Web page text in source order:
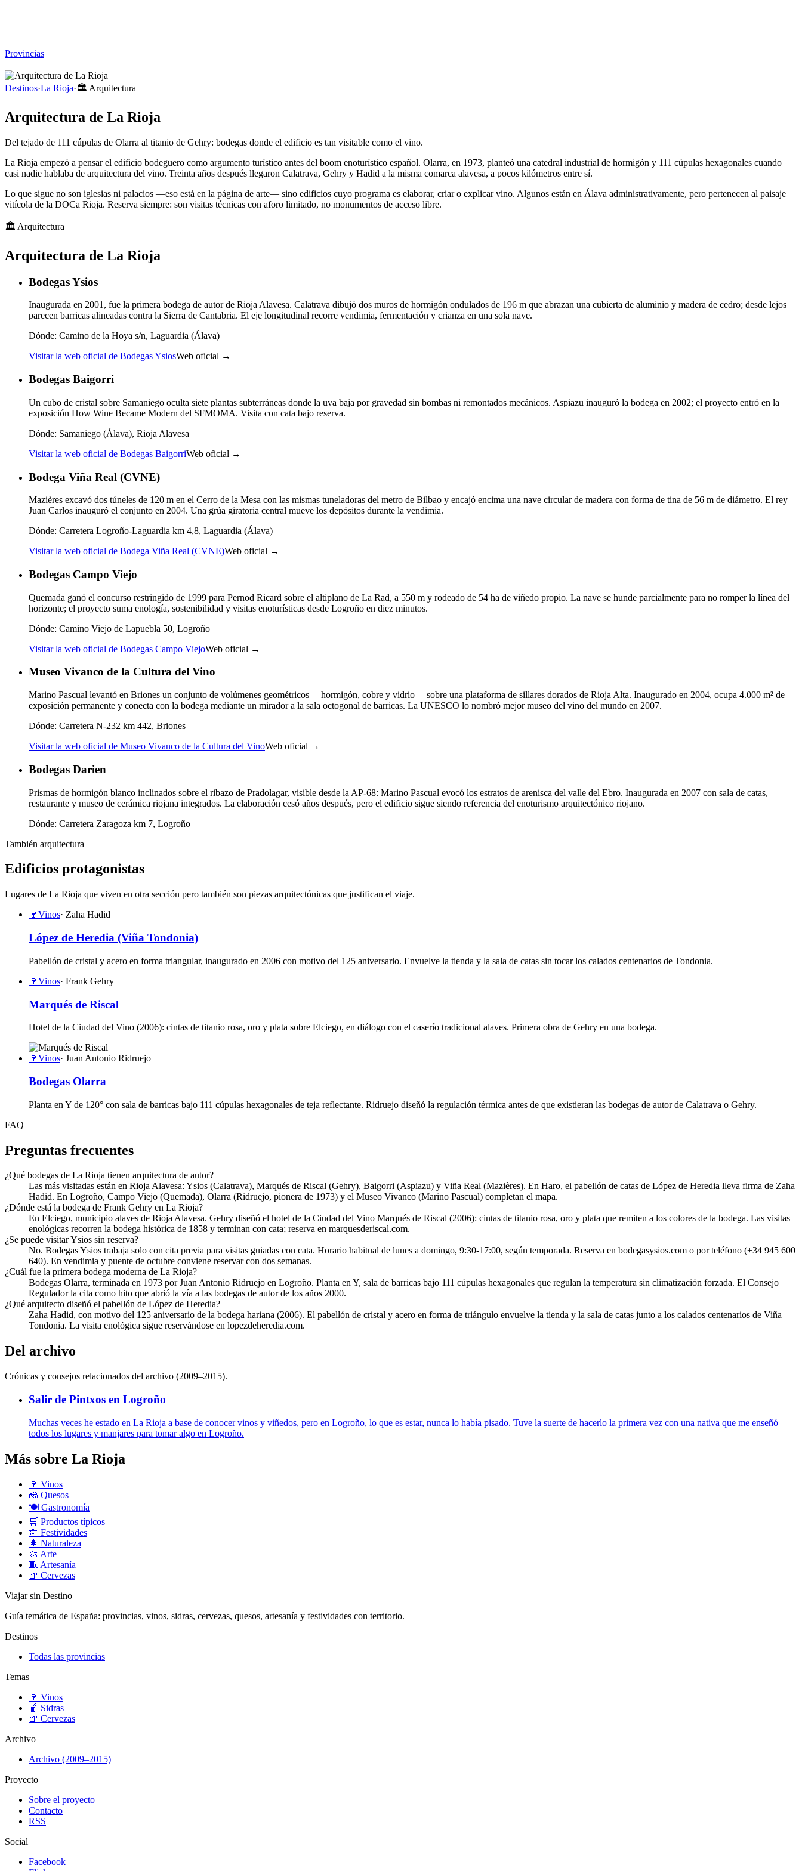
Provincias
Destinos·La Rioja·🏛️ Arquitectura
Arquitectura de La Rioja
Del tejado de 111 cúpulas de Olarra al titanio de Gehry: bodegas donde el edificio es tan visitable como el vino.
La Rioja empezó a pensar el edificio bodeguero como argumento turístico antes del boom enoturístico español. Olarra, en 1973, planteó una catedral industrial de hormigón y 111 cúpulas hexagonales cuando
casi nadie hablaba de arquitectura del vino. Treinta años después llegaron Calatrava, Gehry y Hadid a la misma comarca alavesa, a pocos kilómetros entre sí.
Lo que sigue no son iglesias ni palacios —eso está en la página de arte— sino edificios cuyo programa es elaborar, criar o explicar vino. Algunos están en Álava administrativamente, pero pertenecen al paisaje
vitícola de la DOCa Rioja. Reserva siempre: son visitas técnicas con aforo limitado, no monumentos de acceso libre.
🏛️ Arquitectura
Arquitectura de La Rioja
Bodegas Ysios
Inaugurada en 2001, fue la primera bodega de autor de Rioja Alavesa. Calatrava dibujó dos muros de hormigón ondulados de 196 m que abrazan una cubierta de aluminio y madera de cedro; desde lejos
parecen barricas alineadas contra la Sierra de Cantabria. El eje longitudinal recorre vendimia, fermentación y crianza en una sola nave.
Dónde: Camino de la Hoya s/n, Laguardia (Álava)
Visitar la web oficial de Bodegas YsiosWeb oficial →
Bodegas Baigorri
Un cubo de cristal sobre Samaniego oculta siete plantas subterráneas donde la uva baja por gravedad sin bombas ni remontados mecánicos. Aspiazu inauguró la bodega en 2002; el proyecto entró en la
exposición How Wine Became Modern del SFMOMA. Visita con cata bajo reserva.
Dónde: Samaniego (Álava), Rioja Alavesa
Visitar la web oficial de Bodegas BaigorriWeb oficial →
Bodega Viña Real (CVNE)
Mazières excavó dos túneles de 120 m en el Cerro de la Mesa con las mismas tuneladoras del metro de Bilbao y encajó encima una nave circular de madera con forma de tina de 56 m de diámetro. El rey
Juan Carlos inauguró el conjunto en 2004. Una grúa giratoria central mueve los depósitos durante la vendimia.
Dónde: Carretera Logroño-Laguardia km 4,8, Laguardia (Álava)
Visitar la web oficial de Bodega Viña Real (CVNE)Web oficial →
Bodegas Campo Viejo
Quemada ganó el concurso restringido de 1999 para Pernod Ricard sobre el altiplano de La Rad, a 550 m y rodeado de 54 ha de viñedo propio. La nave se hunde parcialmente para no romper la línea del
horizonte; el proyecto suma enología, sostenibilidad y visitas enoturísticas desde Logroño en diez minutos.
Dónde: Camino Viejo de Lapuebla 50, Logroño
Visitar la web oficial de Bodegas Campo ViejoWeb oficial →
Museo Vivanco de la Cultura del Vino
Marino Pascual levantó en Briones un conjunto de volúmenes geométricos —hormigón, cobre y vidrio— sobre una plataforma de sillares dorados de Rioja Alta. Inaugurado en 2004, ocupa 4.000 m² de
exposición permanente y conecta con la bodega mediante un mirador a la sala octogonal de barricas. La UNESCO lo nombró mejor museo del vino del mundo en 2007.
Dónde: Carretera N-232 km 442, Briones
Visitar la web oficial de Museo Vivanco de la Cultura del VinoWeb oficial →
Bodegas Darien
Prismas de hormigón blanco inclinados sobre el ribazo de Pradolagar, visible desde la AP-68: Marino Pascual evocó los estratos de arenisca del valle del Ebro. Inaugurada en 2007 con sala de catas,
restaurante y museo de cerámica riojana integrados. La elaboración cesó años después, pero el edificio sigue siendo referencia del enoturismo arquitectónico riojano.
Dónde: Carretera Zaragoza km 7, Logroño
También arquitectura
Edificios protagonistas
Lugares de La Rioja que viven en otra sección pero también son piezas arquitectónicas que justifican el viaje.
🍷 Vinos· Zaha Hadid
López de Heredia (Viña Tondonia)
Pabellón de cristal y acero en forma triangular, inaugurado en 2006 con motivo del 125 aniversario. Envuelve la tienda y la sala de catas sin tocar los calados centenarios de Tondonia.
🍷 Vinos· Frank Gehry
Marqués de Riscal
Hotel de la Ciudad del Vino (2006): cintas de titanio rosa, oro y plata sobre Elciego, en diálogo con el caserío tradicional alaves. Primera obra de Gehry en una bodega.
🍷 Vinos· Juan Antonio Ridruejo
Bodegas Olarra
Planta en Y de 120° con sala de barricas bajo 111 cúpulas hexagonales de teja reflectante. Ridruejo diseñó la regulación térmica antes de que existieran las bodegas de autor de Calatrava o Gehry.
FAQ
Preguntas frecuentes
¿Qué bodegas de La Rioja tienen arquitectura de autor?
Las más visitadas están en Rioja Alavesa: Ysios (Calatrava), Marqués de Riscal (Gehry), Baigorri (Aspiazu) y Viña Real (Mazières). En Haro, el pabellón de catas de López de Heredia lleva firma de Zaha
Hadid. En Logroño, Campo Viejo (Quemada), Olarra (Ridruejo, pionera de 1973) y el Museo Vivanco (Marino Pascual) completan el mapa.
¿Dónde está la bodega de Frank Gehry en La Rioja?
En Elciego, municipio alaves de Rioja Alavesa. Gehry diseñó el hotel de la Ciudad del Vino Marqués de Riscal (2006): cintas de titanio rosa, oro y plata que remiten a los colores de la bodega. Las visitas
enológicas recorren la bodega histórica de 1858 y terminan con cata; reserva en marquesderiscal.com.
¿Se puede visitar Ysios sin reserva?
No. Bodegas Ysios trabaja solo con cita previa para visitas guiadas con cata. Horario habitual de lunes a domingo, 9:30-17:00, según temporada. Reserva en bodegasysios.com o por teléfono (+34 945 600
640). En vendimia y puente de octubre conviene reservar con dos semanas.
¿Cuál fue la primera bodega moderna de La Rioja?
Bodegas Olarra, terminada en 1973 por Juan Antonio Ridruejo en Logroño. Planta en Y, sala de barricas bajo 111 cúpulas hexagonales que regulan la temperatura sin climatización forzada. El Consejo
Regulador la cita como hito que abrió la vía a las bodegas de autor de los años 2000.
¿Qué arquitecto diseñó el pabellón de López de Heredia?
Zaha Hadid, con motivo del 125 aniversario de la bodega hariana (2006). El pabellón de cristal y acero en forma de triángulo envuelve la tienda y la sala de catas junto a los calados centenarios de Viña
Tondonia. La visita enológica sigue reservándose en lopezdeheredia.com.
Del archivo
Crónicas y consejos relacionados del archivo (2009–2015).
Salir de Pintxos en Logroño
Muchas veces he estado en La Rioja a base de conocer vinos y viñedos, pero en Logroño, lo que es estar, nunca lo había pisado. Tuve la suerte de hacerlo la primera vez con una nativa que me enseñó
todos los lugares y manjares para tomar algo en Logroño.
Más sobre La Rioja
🍷 Vinos
🧀 Quesos
🍽️ Gastronomía
🛒 Productos típicos
🎊 Festividades
🌲 Naturaleza
🎨 Arte
🧵 Artesanía
🍺 Cervezas
Viajar sin Destino
Guía temática de España: provincias, vinos, sidras, cervezas, quesos, artesanía y festividades con territorio.
Destinos
Todas las provincias
Temas
🍷 Vinos
🍎 Sidras
🍺 Cervezas
Archivo
Archivo (2009–2015)
Proyecto
Sobre el proyecto
Contacto
RSS
Social
Facebook